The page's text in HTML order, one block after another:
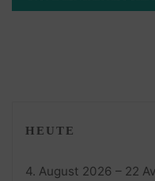
HEUTE
4. August 2026 – 22